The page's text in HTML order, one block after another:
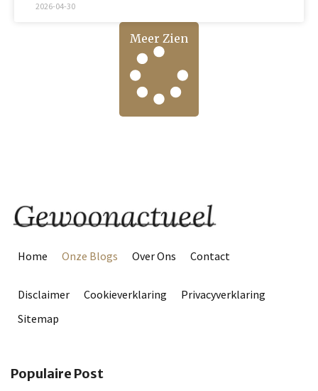
2026-04-30
Meer Zien
Home Onze Blogs Over Ons Contact
Disclaimer Cookieverklaring
Privacyverklaring
Sitemap
Populaire Post